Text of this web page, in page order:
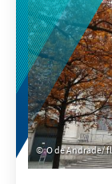
niedrigen
geprägt.
O de Andrade/